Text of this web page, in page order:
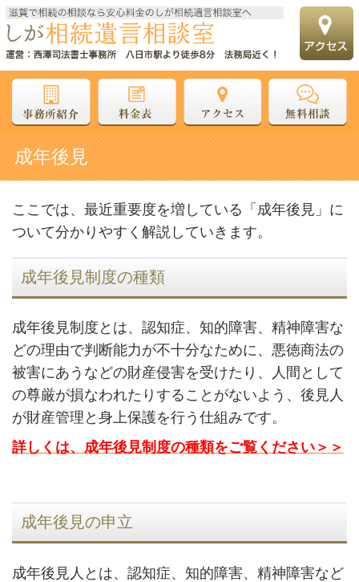
成年後見
ここでは、最近重要度を増している「成年後見」に
ついて分かりやすく解説していきます。
成年後見制度の種類
成年後見制度とは、認知症、知的障害、精神障害な
どの理由で判断能力が不十分なために、悪徳商法の
被害にあうなどの財産侵害を受けたり、人間として
の尊厳が損なわれたりすることがないよう、後見人
が財産管理と身上保護を行う仕組みです。
詳しくは、成年後見制度の種類をご覧ください＞＞
成年後見の申立
成年後見人とは、認知症、知的障害、精神障害など